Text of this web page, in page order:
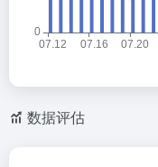
数据评估